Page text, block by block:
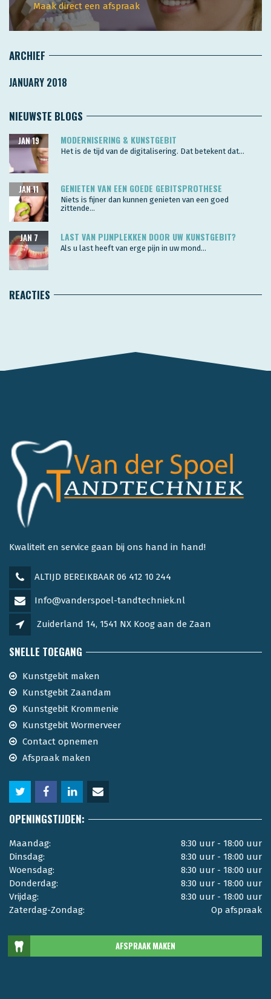
Maak direct een afspraak
ARCHIEF
JANUARY 2018
NIEUWSTE BLOGS
MODERNISERING & KUNSTGEBIT
JAN 19
Het is de tijd van de digitalisering. Dat betekent dat...
GENIETEN VAN EEN GOEDE GEBITSPROTHESE
JAN 11
Niets is fijner dan kunnen genieten van een goed
zittende...
LAST VAN PIJNPLEKKEN DOOR UW KUNSTGEBIT?
JAN 7
Als u last heeft van erge pijn in uw mond...
REACTIES
Kwaliteit en service gaan bij ons hand in hand!
ALTIJD BEREIKBAAR 06 412 10 244
Info@vanderspoel-tandtechniek.nl
Zuiderland 14, 1541 NX Koog aan de Zaan
SNELLE TOEGANG
Kunstgebit maken
Kunstgebit Zaandam
Kunstgebit Krommenie
Kunstgebit Wormerveer
Contact opnemen
Afspraak maken
OPENINGSTIJDEN:
Maandag:
8:30 uur - 18:00 uur
Dinsdag:
8:30 uur - 18:00 uur
Woensdag:
8:30 uur - 18:00 uur
Donderdag:
8:30 uur - 18:00 uur
Vrijdag:
8:30 uur - 18:00 uur
Zaterdag-Zondag:
Op afspraak
AFSPRAAK MAKEN